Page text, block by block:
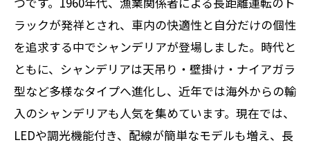
ラックが発祥とされ、車内の快適性と自分だけの個性
を追求する中でシャンデリアが登場しました。時代と
ともに、シャンデリアは天吊り・壁掛け・ナイアガラ
型など多様なタイプへ進化し、近年では海外からの輸
入のシャンデリアも人気を集めています。現在では、
LEDや調光機能付き、配線が簡単なモデルも増え、長